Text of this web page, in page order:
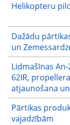
Helikopteru
Dažādu
un
Lidmašīnas
62IR,
atjaunošana
Pārtikas
vajadzībām